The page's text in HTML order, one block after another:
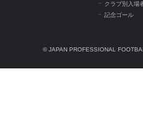
クラブ別入場
記念ゴール
© JAPAN PROFESSIONAL